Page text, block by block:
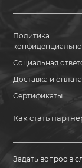
Политика
Социальная
Доставка и оплата
Сертификаты
Как стать
Задать вопрос в